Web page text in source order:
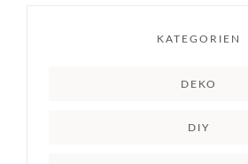
KATEGORIEN
DEKO
DIY